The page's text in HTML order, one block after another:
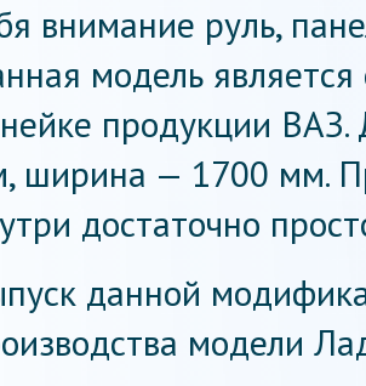
внимание руль,
модель
продукции ВАЗ.
ширина — 1700 мм.
достаточно
данной
модели